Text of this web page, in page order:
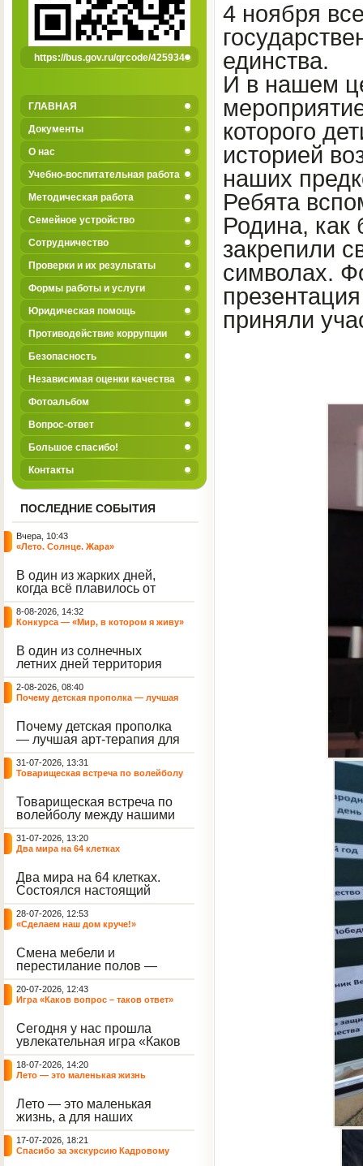
https://bus.gov.ru/qrcode/425934
ГЛАВНАЯ
Документы
О нас
Учебно-воспитательная работа
Методическая работа
Семейное устройство
Сотрудничество
Проверки и их результаты
Формы работы и услуги
Юридическая помощь
Противодействие коррупции
Безопасность
Независимая оценки качества
Фотоальбом
Вопрос-ответ
Большое спасибо!
Контакты
ПОСЛЕДНИЕ СОБЫТИЯ
Вчера, 10:43
«Лето. Солнце. Жара»
В один из жарких дней,
когда всё плавилось от
зноя, территория нашего
центра наполнилась
смехом, музыкой и
духотища не испортили
нам игровую программу
под названием «Лето.
Солнце. Жара», а
наоборот стали
источником для отличного
настроения.
8-08-2026, 14:32
Конкурса — «Мир, в котором я живу»
В один из солнечных
летних дней территория
нашего Центра
превратилась в настоящую
картинную галерею под
Воспитанники с азартом
взялись за цветные мелки,
чтобы подарить
асфальтированным
дорожкам яркие краски
лета.
2-08-2026, 08:40
Почему детская прополка — лучшая
Почему детская прополка
— лучшая арт-терапия для
воспитателя?
31-07-2026, 13:31
Товарищеская встреча по волейболу
Товарищеская встреча по
волейболу между нашими
воспитанниками и
сельскими ребятами.
31-07-2026, 13:20
Два мира на 64 клетках
Два мира на 64 клетках.
Состоялся настоящий
интеллектуальный
праздник — турнир по
шахматам и шашкам.
небывалый ажиотаж среди
воспитанников, превратив
тихие залы центра в арену
напряжённых поединков,
громких аплодисментов и
жарких обсуждений.
28-07-2026, 12:53
«Сделаем наш дом круче!»
Смена мебели и
перестилание полов —
дело рук профессионалов.
А вот создание настоящего
домашнего уюта — задача
этой неделе ребята взяли
инициативу в свои руки и
устроили масштабную
генеральную уборку
жилого корпуса.
20-07-2026, 12:43
Игра «Каков вопрос – таков ответ»
Сегодня у нас прошла
увлекательная игра «Каков
вопрос – таков ответ»,
которая собрала самых
любознательных
игры выступил наш
воспитанник - Константин
Н., который по праву носит
звание самого читающего
и эрудированного
18-07-2026, 14:20
Лето — это маленькая жизнь
Лето — это маленькая
жизнь, а для наших
воспитанниц оно
наполнено открытиями. В
один из теплых дней мы
17-07-2026, 18:21
Спасибо за экскурсию Кадровому
4 ноября
единства.
И в нашем
которого
историей
наших
Ребята
Родина, как
закрепили
символах.
приняли